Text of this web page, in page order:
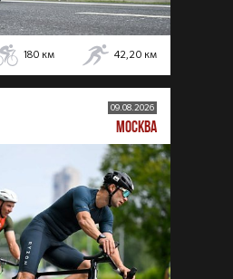
180 км 42,20 км
09.08.2026
МОСКВА